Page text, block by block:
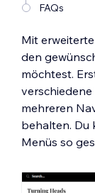
FAQs
Mit
den
möchtest.
mehreren
behalten. Du
Menüs so